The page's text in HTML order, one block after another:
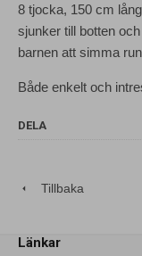
8 tjocka, 150 cm
sjunker till botten
barnen att simma
Både enkelt och
DELA
Tillbaka
Länkar